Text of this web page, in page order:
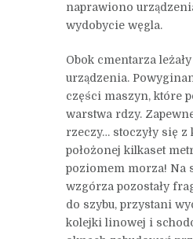
naprawiono
wydobycie węgla.
Obok cmentarza
urządzenia.
części maszyn, które
warstwa rdzy.
rzeczy… stoczyły się z
położonej kilkaset
poziomem morza! Na
wzgórza pozostały
do szybu, przystani
kolejki linowej i